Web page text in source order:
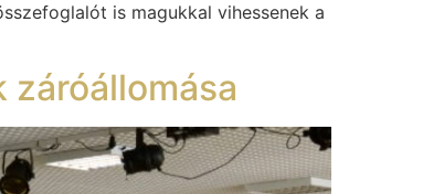
is magukkal vihessenek a